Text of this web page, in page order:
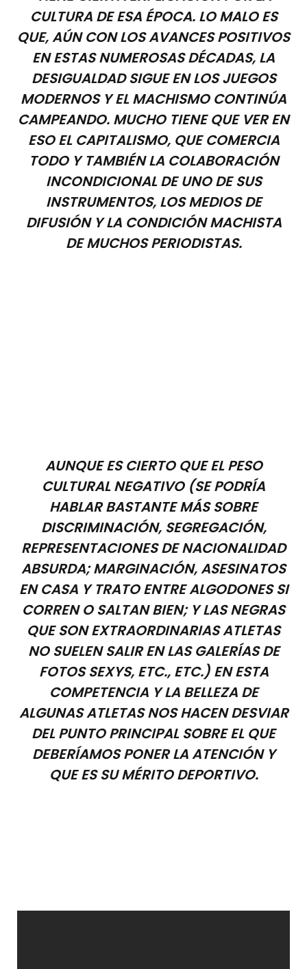
CULTURA DE ESA ÉPOCA. LO MALO ES
QUE, AÚN CON LOS AVANCES POSITIVOS
EN ESTAS NUMEROSAS DÉCADAS, LA
DESIGUALDAD SIGUE EN LOS JUEGOS
MODERNOS Y EL MACHISMO CONTINÚA
CAMPEANDO. MUCHO TIENE QUE VER EN
ESO EL CAPITALISMO, QUE COMERCIA
TODO Y TAMBIÉN LA COLABORACIÓN
INCONDICIONAL DE UNO DE SUS
INSTRUMENTOS, LOS MEDIOS DE
DIFUSIÓN Y LA CONDICIÓN MACHISTA
DE MUCHOS PERIODISTAS.
AUNQUE ES CIERTO QUE EL PESO
CULTURAL NEGATIVO (SE PODRÍA
HABLAR BASTANTE MÁS SOBRE
DISCRIMINACIÓN, SEGREGACIÓN,
REPRESENTACIONES DE NACIONALIDAD
ABSURDA; MARGINACIÓN, ASESINATOS
EN CASA Y TRATO ENTRE ALGODONES SI
CORREN O SALTAN BIEN; Y LAS NEGRAS
QUE SON EXTRAORDINARIAS ATLETAS
NO SUELEN SALIR EN LAS GALERÍAS DE
FOTOS SEXYS, ETC., ETC.) EN ESTA
COMPETENCIA Y LA BELLEZA DE
ALGUNAS ATLETAS NOS HACEN DESVIAR
DEL PUNTO PRINCIPAL SOBRE EL QUE
DEBERÍAMOS PONER LA ATENCIÓN Y
QUE ES SU MÉRITO DEPORTIVO.